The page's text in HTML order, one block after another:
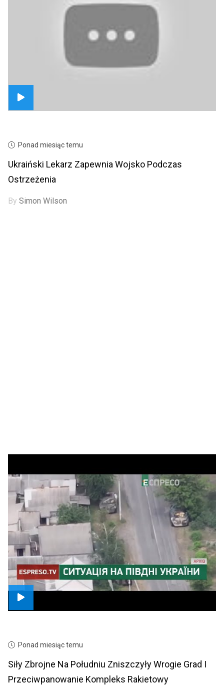
Ponad miesiąc temu
Ukraiński Lekarz Zapewnia Wojsko Podczas
Ostrzeżenia
BySimon Wilson
Ponad miesiąc temu
Siły Zbrojne Na Południu Zniszczyły Wrogie Grad I
Przeciwpanowanie Kompleks Rakietowy